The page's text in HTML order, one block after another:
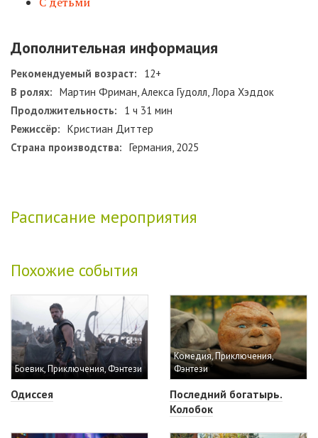
Дополнительная информация
Рекомендуемый возраст:
12+
В ролях: Мартин Фриман, Алекса Гудолл, Лора Хэддок
Продолжительность:
1 ч 31 мин
Режиссёр: Кристиан Диттер
Страна производства: Германия, 2025
Расписание мероприятия
Похожие события
Боевик, Приключения, Фэнтези
Одиссея
Комедия, Приключения,
Фэнтези
Последний богатырь.
Колобок